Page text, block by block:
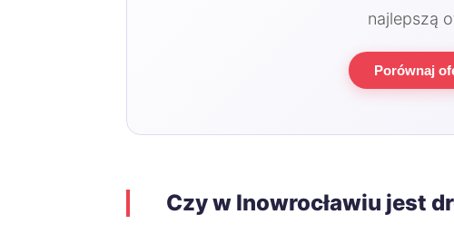
najlepszą
Porównaj
Czy w Inowrocławiu jest